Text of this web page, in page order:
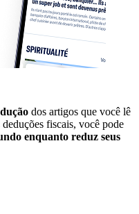
dos artigos que você lê
fiscais, você pode
enquanto reduz seus